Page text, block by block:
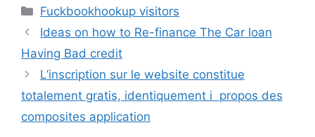
Categories
Fuckbookhookup visitors
Ideas on how to Re-finance The Car loan
Having Bad credit
L’inscription sur le website constitue
totalement gratis, identiquement i propos des
composites application